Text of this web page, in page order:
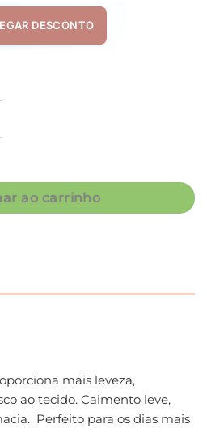
DESCONTO
- Col. Energia quantidade
ao carrinho
mais leveza,
ao tecido. Caimento leve,
Perfeito para os dias mais